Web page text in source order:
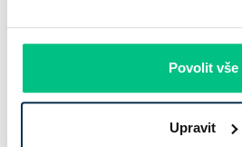
Povolit vše
Upravit
sazby zůstávají pod tlakem a část
růstu. UniCredit Bank od 27.7.2026